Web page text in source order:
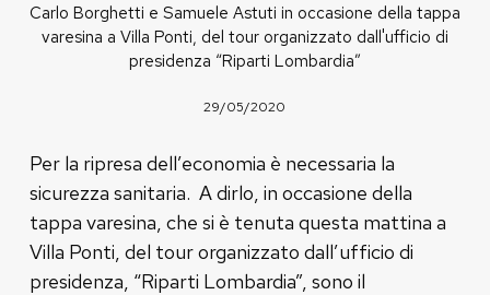
Carlo Borghetti e Samuele Astuti in occasione della tappa
varesina a Villa Ponti, del tour organizzato dall'ufficio di
presidenza “Riparti Lombardia”
29/05/2020
Per la ripresa dell’economia è necessaria la
sicurezza sanitaria. A dirlo, in occasione della
tappa varesina, che si è tenuta questa mattina a
Villa Ponti, del tour organizzato dall’ufficio di
presidenza, “Riparti Lombardia”, sono il